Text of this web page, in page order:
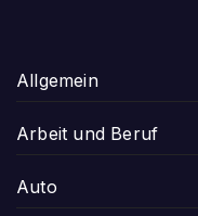
Allgemein
Arbeit und Beruf
Auto